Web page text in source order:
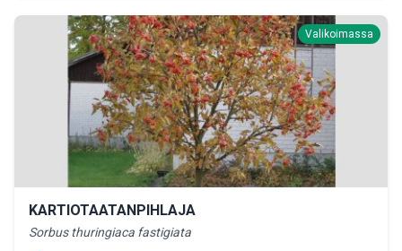
Valikoimassa
KARTIOTAATANPIHLAJA
Sorbus thuringiaca fastigiata